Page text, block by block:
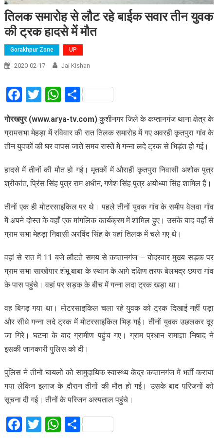
तिलक समारोह से लौट रहे बाईक सवार तीन युवक
​की ट्रक ​हादसे में मौत
Gorakhpur Zone UP
2020-02-17 Jai Kishan
Facebook
Twitter
WhatsApp
Share
गोरखपुर (www.arya-tv.com)कुशीनगर जिले के कप्तानगंज थाना क्षेत्र के
ग्रामसभा मेहड़ा में रविवार की रात तिलक समारोह में गए अवरही कृतपुरा गांव के
तीन युवकों की घर वापस जाते समय रास्ते मे गन्ना लदे ट्रक से भिड़ंत हो गई।
हादसे में तीनों की मौत हो गई। मृतकों में औराही कृतपुरा निवासी अशोक पुत्र
श्रीकांत, प्रिंस सिंह पुत्र राम अधीन, गणेश सिंह पुत्र अयोध्या सिंह शामिल हैं।
तीनों एक ही मोटरसाइकिल पर थे। पहले तीनों युवक गांव के समीप वेलवा गाँव
में अपने दोस्त के वहाँ एक मांगलिक कार्यक्रम में शामिल हुए। उसके बाद वहाँ से
ग्राम सभा मेहड़ा निवासी अरविंद सिंह के यहां तिलक में चले गए थे।
वहां से रात में 11 बजे लौटते समय से कप्तानगंज – बोदरवार मुख्य सड़क पर
ग्राम सभा साखोपार शंभू बाबा के स्थान के आगे दक्षिण तरफ बेलभद्र छपरा गांव
के पास पहुंचे। वहां पर सड़क के बीच में गन्ना लदा ट्रक खड़ा था।
वह बिगड़ गया था। मोटरसाइकिल चला रहे युवक को ट्रक दिखाई नहीं पड़ा
और सीधे गन्‍ना लदे ट्रक में मोटरसाइकिल भिड़ गई। तीनों युवक उछलकर दूर
जा गिरे। घटना के बाद ग्रामीण पहुंच गए। ग्राम प्रधान रामाज्ञा निषाद ने
इसकी जानकारी पुलिस को दी।
पुलिस ने तीनों घायलो को सामुदायिक स्वास्थ्य केंद्र कप्तानगंज में भर्ती कराया
गया लेकिन इलाज के दौरान तीनों की मौत हो गई। उसके बाद परिजनों को
सूचना दी गई। तीनों के परिजन अस्पताल पहुंचे।
Facebook
Twitter
WhatsApp
Share